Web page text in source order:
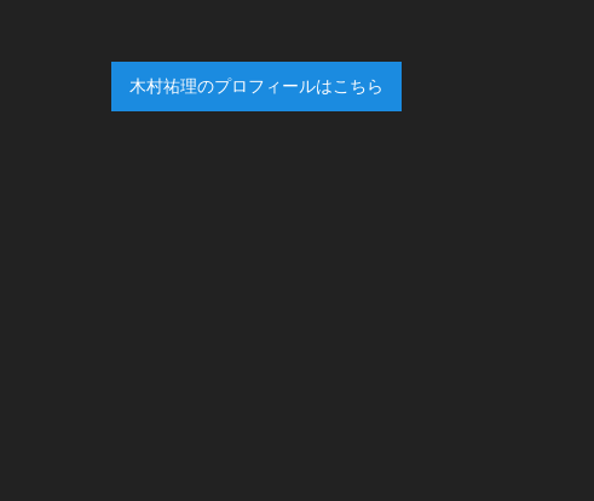
木村祐理のプロフィールはこちら